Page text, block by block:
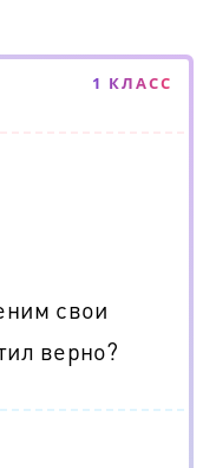
1 КЛАСС
свои
верно?